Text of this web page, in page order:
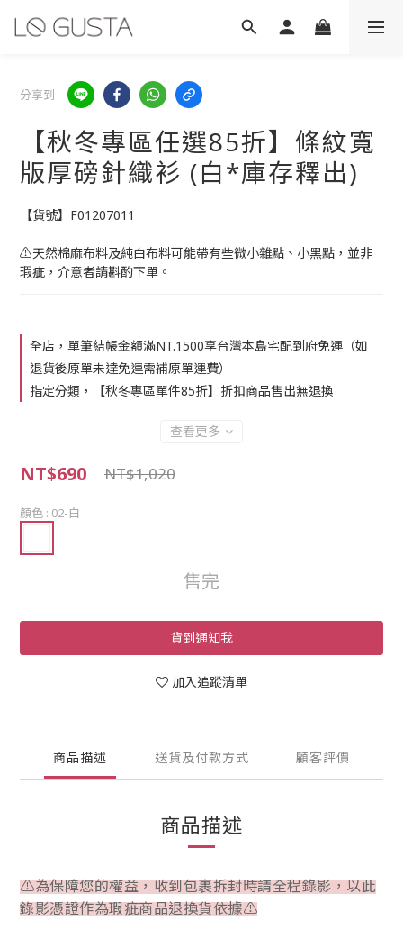
分享到
【秋冬專區任選85折】條紋寬
版厚磅針織衫 (白*庫存釋出)
【貨號】F01207011
⚠️天然棉麻布料及純白布料可能帶有些微小雜點、小黑點，並非
瑕疵，介意者請斟酌下單。
全店，單筆結帳金額滿NT.1500享台灣本島宅配到府免運（如
退貨後原單未達免運需補原單運費）
指定分類，【秋冬專區單件85折】折扣商品售出無退換
查看更多
NT$690 NT$1,020
顏色 : 02-白
售完
貨到通知我
加入追蹤清單
商品描述 送貨及付款方式 顧客評價
商品描述
⚠為保障您的權益，收到包裹拆封時請全程錄影，以此
錄影憑證作為瑕疵商品退換貨依據⚠